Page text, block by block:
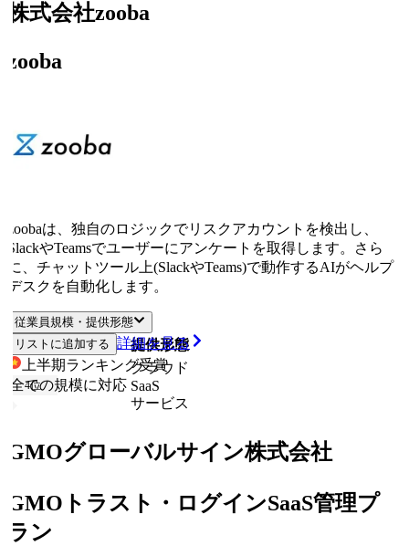
式会社zooba
は、独自のロジックでリスクアカウントを検出し、
やTeamsでユーザーにアンケートを取得します。さら
、チャットツール上(SlackやTeams)で動作するAIがヘルプ
スクを自動化します。
従業員規模・提供形態
従業員規模 提供形態
ての規模に対応
クラウド
SaaS
サービス
リストに追加する 詳細を見る
上半期ランキング受賞
4位
グローバルサイン株式会社
トラスト・ログインSaaS管理プ
ン